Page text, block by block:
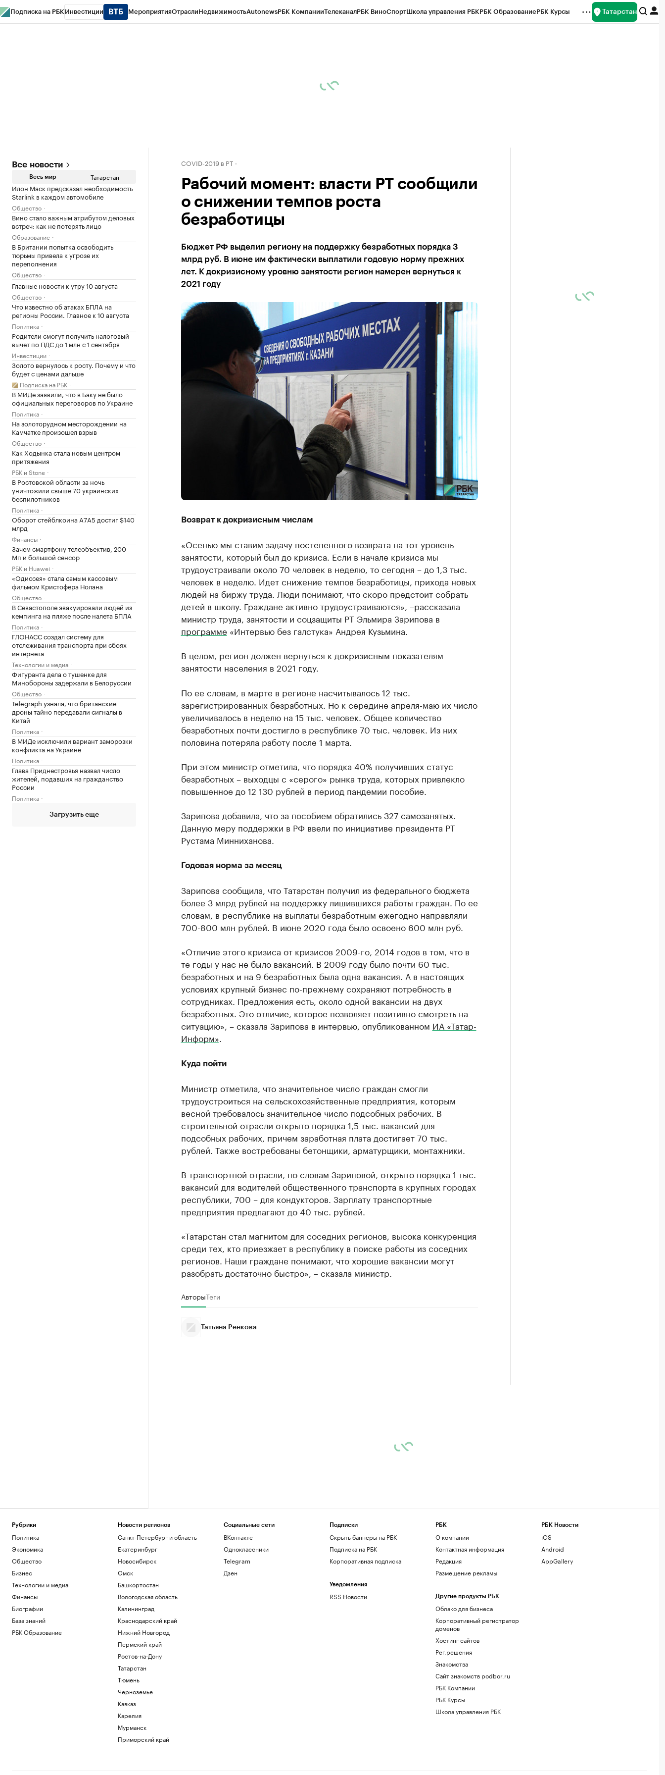
Подписка на РБК Инвестиции МероприятияОтраслиНедвижимостьAutonewsРБК КомпанииТелеканалРБК ВиноСпортШкола управления РБКРБК ОбразованиеРБК Курсы Татарстан
Все новости
Весь мир Татарстан
Илон Маск предсказал необходимость
Starlink в каждом автомобиле
Общество
Вино стало важным атрибутом деловых
встреч: как не потерять лицо
Образование
В Британии попытка освободить
тюрьмы привела к угрозе их
переполнения
Общество
Главные новости к утру 10 августа
Общество
Что известно об атаках БПЛА на
регионы России. Главное к 10 августа
Политика
Родители смогут получить налоговый
вычет по ПДС до 1 млн с 1 сентября
Инвестиции
Золото вернулось к росту. Почему и что
будет с ценами дальше
Подписка на РБК
В МИДе заявили, что в Баку не было
официальных переговоров по Украине
Политика
На золоторудном месторождении на
Камчатке произошел взрыв
Общество
Как Ходынка стала новым центром
притяжения
РБК и Stone
В Ростовской области за ночь
уничтожили свыше 70 украинских
беспилотников
Политика
Оборот стейблкоина А7А5 достиг $140
млрд
Финансы
Зачем смартфону телеобъектив, 200
Мп и большой сенсор
РБК и Huawei
«Одиссея» стала самым кассовым
фильмом Кристофера Нолана
Общество
В Севастополе эвакуировали людей из
кемпинга на пляже после налета БПЛА
Политика
ГЛОНАСС создал систему для
отслеживания транспорта при сбоях
интернета
Технологии и медиа
Фигуранта дела о тушенке для
Минобороны задержали в Белоруссии
Общество
Telegraph узнала, что британские
дроны тайно передавали сигналы в
Китай
Политика
В МИДе исключили вариант заморозки
конфликта на Украине
Политика
Глава Приднестровья назвал число
жителей, подавших на гражданство
России
Политика
Загрузить еще
COVID-2019 в РТ
Рабочий момент: власти РТ сообщили
о снижении темпов роста
безработицы
Бюджет РФ выделил региону на поддержку безработных порядка 3
млрд руб. В июне им фактически выплатили годовую норму прежних
лет. К докризисному уровню занятости регион намерен вернуться к
2021 году
Возврат к докризисным числам
«Осенью мы ставим задачу постепенного возврата на тот уровень
занятости, который был до кризиса. Если в начале кризиса мы
трудоустраивали около 70 человек в неделю, то сегодня – до 1,3 тыс.
человек в неделю. Идет снижение темпов безработицы, прихода новых
людей на биржу труда. Люди понимают, что скоро предстоит собрать
детей в школу. Граждане активно трудоустраиваются», –рассказала
министр труда, занятости и соцзащиты РТ Эльмира Зарипова в
программе «Интервью без галстука» Андрея Кузьмина.
В целом, регион должен вернуться к докризисным показателям
занятости населения в 2021 году.
По ее словам, в марте в регионе насчитывалось 12 тыс.
зарегистрированных безработных. Но к середине апреля-маю их число
увеличивалось в неделю на 15 тыс. человек. Общее количество
безработных почти достигло в республике 70 тыс. человек. Из них
половина потеряла работу после 1 марта.
При этом министр отметила, что порядка 40% получивших статус
безработных – выходцы с «серого» рынка труда, которых привлекло
повышенное до 12 130 рублей в период пандемии пособие.
Зарипова добавила, что за пособием обратились 327 самозанятых.
Данную меру поддержки в РФ ввели по инициативе президента РТ
Рустама Минниханова.
Годовая норма за месяц
Зарипова сообщила, что Татарстан получил из федерального бюджета
более 3 млрд рублей на поддержку лишившихся работы граждан. По ее
словам, в республике на выплаты безработным ежегодно направляли
700-800 млн рублей. В июне 2020 года было освоено 600 млн руб.
«Отличие этого кризиса от кризисов 2009-го, 2014 годов в том, что в
те годы у нас не было вакансий. В 2009 году было почти 60 тыс.
безработных и на 9 безработных была одна вакансия. А в настоящих
условиях крупный бизнес по-прежнему сохраняют потребность в
сотрудниках. Предложения есть, около одной вакансии на двух
безработных. Это отличие, которое позволяет позитивно смотреть на
ситуацию», – сказала Зарипова в интервью, опубликованном ИА «Татар-
Информ»
Куда пойти
Министр отметила, что значительное число граждан смогли
трудоустроиться на сельскохозяйственные предприятия, которым
весной требовалось значительное число подсобных рабочих. В
строительной отрасли открыто порядка 1,5 тыс. вакансий для
подсобных рабочих, причем заработная плата достигает 70 тыс.
рублей. Также востребованы бетонщики, арматурщики, монтажники.
В транспортной отрасли, по словам Зариповой, открыто порядка 1 тыс.
вакансий для водителей общественного транспорта в крупных городах
республики, 700 – для кондукторов. Зарплату транспортные
предприятия предлагают до 40 тыс. рублей.
«Татарстан стал магнитом для соседних регионов, высока конкуренция
среди тех, кто приезжает в республику в поиске работы из соседних
регионов. Наши граждане понимают, что хорошие вакансии могут
разобрать достаточно быстро», – сказала министр.
АвторыТеги
Татьяна Ренкова
Рубрики
Политика
Экономика
Общество
Бизнес
Технологии и медиа
Финансы
Биографии
База знаний
РБК Образование
Новости регионов
Санкт-Петербург и область
Екатеринбург
Новосибирск
Омск
Башкортостан
Вологодская область
Калининград
Краснодарский край
Нижний Новгород
Пермский край
Ростов-на-Дону
Татарстан
Тюмень
Черноземье
Кавказ
Карелия
Мурманск
Приморский край
Социальные сети
ВКонтакте
Одноклассники
Telegram
Дзен
Подписки
Скрыть баннеры на РБК
Подписка на РБК
Корпоративная подписка
Уведомления
RSS Новости
РБК
О компании
Контактная информация
Редакция
Размещение рекламы
Другие продукты РБК
Облако для бизнеса
Корпоративный регистратор
доменов
Хостинг сайтов
Рег.решения
Знакомства
Сайт знакомств podbor.ru
РБК Компании
РБК Курсы
Школа управления РБК
РБК Новости
iOS
Android
AppGallery